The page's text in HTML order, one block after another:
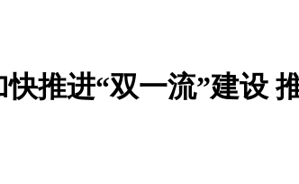
推进“双一流”建设